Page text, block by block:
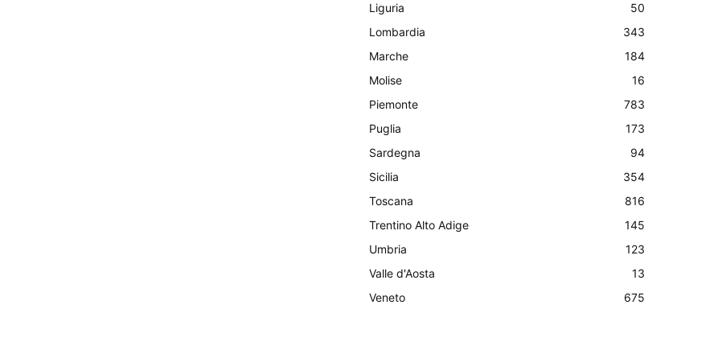
Liguria
50
Lombardia
343
Marche
184
Molise
16
Piemonte
783
Puglia
173
Sardegna
94
Sicilia
354
Toscana
816
Trentino Alto Adige
145
Umbria
123
Valle d'Aosta
13
Veneto
675